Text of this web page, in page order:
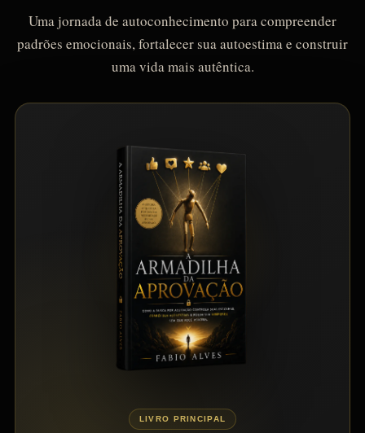
Uma jornada de autoconhecimento para compreender
padrões emocionais, fortalecer sua autoestima e construir
uma vida mais autêntica.
LIVRO PRINCIPAL